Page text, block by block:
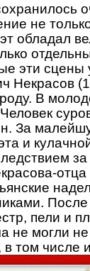
не
обладал
эти сцены
Некрасов
В
За
и
пели и
не могли
том числе